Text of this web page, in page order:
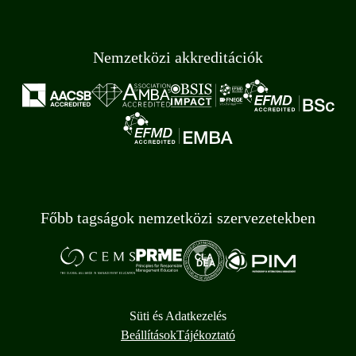
Nemzetközi akkreditációk
Főbb tagságok nemzetközi szervezetekben
Süti és Adatkezelés
BeállításokTájékoztató